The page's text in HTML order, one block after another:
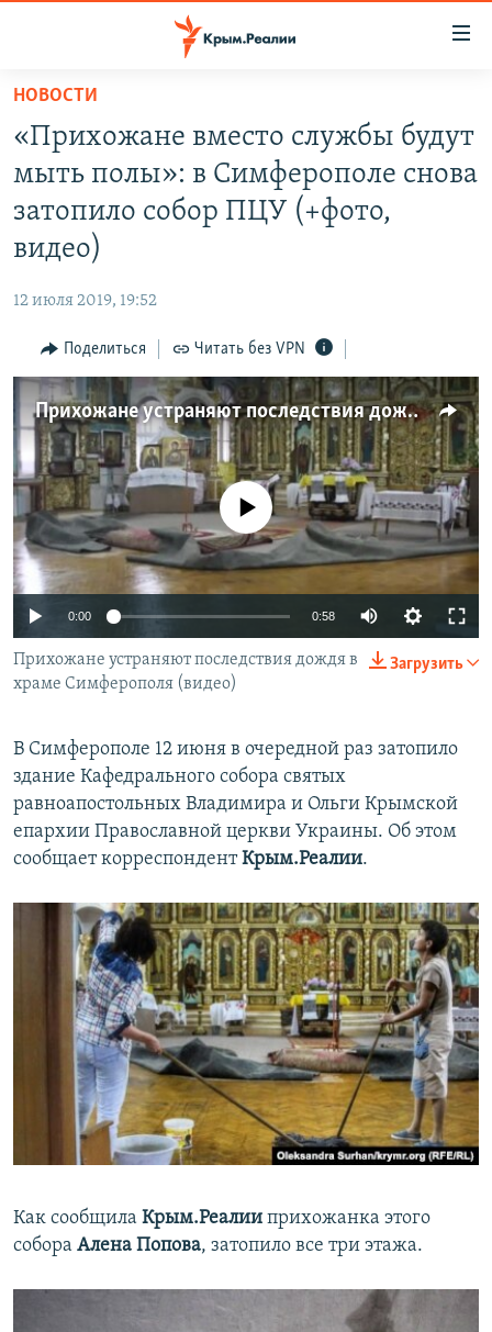
Вернуться
основному
содержанию
главной
Вернутся
поиску
СПЕЦПРОЕКТЫ
КАРТА ВОЕННЫХ ОБЪЕКТОВ КРЫМА
ИСТОРИЯ
ИНФОГРАФИКА
ТЕЛЕПРОЕКТ КРЫМ.РЕАЛИИ
СОВЕТЫ ПРАВОЗАЩИТНИКОВ
ПРОПАВШИЕ БЕЗ ВЕСТИ
ПОБЕДИТЕЛЕЙ НЕ СУДЯТ?
КРЫМ.НЕПОКОРЕННЫЙ
ELIFBE
РАДІО СВОБОДА
КАК ОБОЙТИ БЛОКИРОВКУ
Українською
Qırımtatar
ПРИСОЕДИНЯЙТЕСЬ!
Все сайты RFE/RL
НОВОСТИ
«Прихожане вместо службы будут
мыть полы»: в Симферополе снова
затопило собор ПЦУ (+фото,
видео)
12 июля 2019, 19:52
Поделиться Читать без VPN
Прихожане устраняют последствия дождя в храме Симферополя (видео)
No media source currently available
0:00 0:58
Загрузить
Прихожане устраняют последствия дождя в
храме Симферополя (видео)
В Симферополе 12 июня в очередной раз затопило
здание Кафедрального собора святых
равноапостольных Владимира и Ольги Крымской
епархии Православной церкви Украины. Об этом
сообщает корреспондентКрым.Реалии.
Как сообщила Крым.Реалии прихожанка этого
собора Алена Попова, затопило все три этажа.